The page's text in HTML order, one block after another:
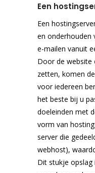
Een
Een
en onderhouden
e-mailen vanuit
Door de website
zetten, komen
voor iedereen
het beste bij u
doeleinden met
vorm van
server die
webhost),
Dit stukje opslag